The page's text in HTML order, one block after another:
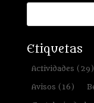
Etiquetas
Actividades (29)
Avisos (16)